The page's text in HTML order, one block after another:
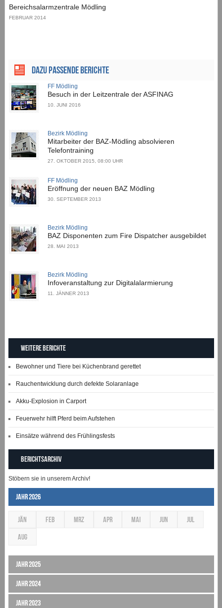
Bereichsalarmzentrale Mödling
FEBRUAR 2014
Dazu passende Berichte
FF Mödling
Besuch in der Leitzentrale der ASFINAG
10. JUNI 2016
Bezirk Mödling
Mitarbeiter der BAZ-Mödling absolvieren
Telefontraining
27. OKTOBER 2015, 08:00 UHR
FF Mödling
Eröffnung der neuen BAZ Mödling
30. SEPTEMBER 2013
Bezirk Mödling
BAZ Disponenten zum Fire Dispatcher ausgebildet
28. MAI 2013
Bezirk Mödling
Infoveranstaltung zur Digitalalarmierung
11. JÄNNER 2013
Weitere Berichte
Bewohner und Tiere bei Küchenbrand gerettet
Rauchentwicklung durch defekte Solaranlage
Akku-Explosion in Carport
Feuerwehr hilft Pferd beim Aufstehen
Einsätze während des Frühlingsfests
Berichtsarchiv
Stöbern sie in unserem Archiv!
Jahr 2026
JÄN FEB MRZ APR MAI JUN JUL
AUG
Jahr 2025
Jahr 2024
Jahr 2023